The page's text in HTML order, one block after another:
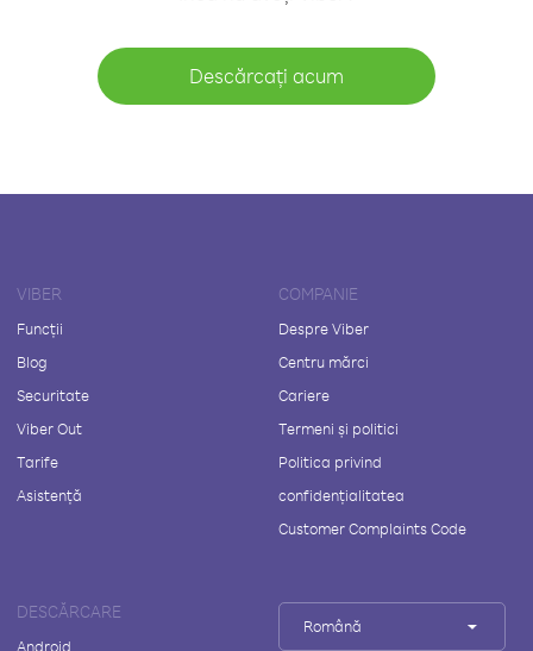
Descărcați acum
VIBER
Funcții
Blog
Securitate
Viber Out
Tarife
Asistență
COMPANIE
Despre Viber
Centru mărci
Cariere
Termeni și politici
Politica privind
confidențialitatea
Customer Complaints Code
DESCĂRCARE
Android
Română